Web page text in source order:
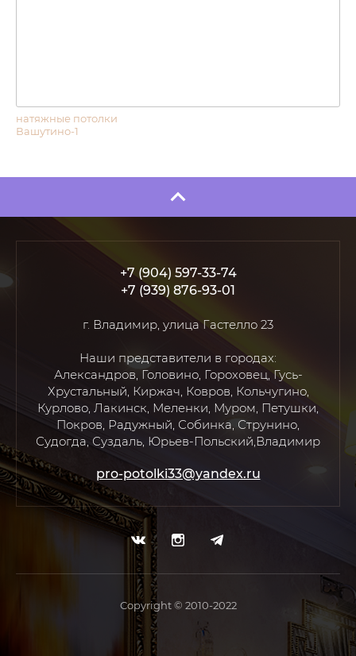
натяжные потолки
Вашутино-1
+7 (904) 597-33-74
+7 (939) 876-93-01
г. Владимир, улица Гастелло 23
Наши представители в городах:
Александров, Головино, Гороховец, Гусь-
Хрустальный, Киржач, Ковров, Кольчугино,
Курлово, Лакинск, Меленки, Муром, Петушки,
Покров, Радужный, Собинка, Струнино,
Судогда, Суздаль, Юрьев-Польский,Владимир
pro-potolki33@yandex.ru
Copyright © 2010-2022